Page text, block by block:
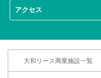
アクセス
大和リース商業施設一覧